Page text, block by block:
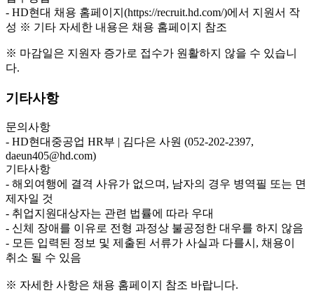
- HD현대 채용 홈페이지(https://recruit.hd.com/)에서 지원서 작
성 ※ 기타 자세한 내용은 채용 홈페이지 참조
※ 마감일은 지원자 증가로 접수가 원활하지 않을 수 있습니
다.
기타사항
문의사항
- HD현대중공업 HR부 | 김다은 사원 (052-202-2397,
daeun405@hd.com)
기타사항
- 해외여행에 결격 사유가 없으며, 남자의 경우 병역필 또는 면
제자일 것
- 취업지원대상자는 관련 법률에 따라 우대
- 신체 장애를 이유로 전형 과정상 불공정한 대우를 하지 않음
- 모든 입력된 정보 및 제출된 서류가 사실과 다를시, 채용이
취소 될 수 있음
※ 자세한 사항은 채용 홈페이지 참조 바랍니다.